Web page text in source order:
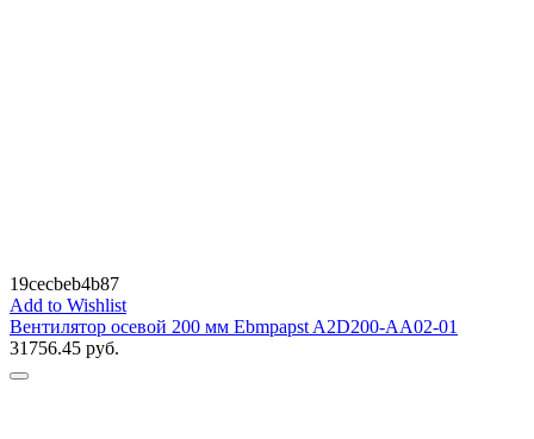
19cecbeb4b87
Add to Wishlist
Вентилятор осевой 200 мм Ebmpapst A2D200-AA02-01
31756.45 руб.